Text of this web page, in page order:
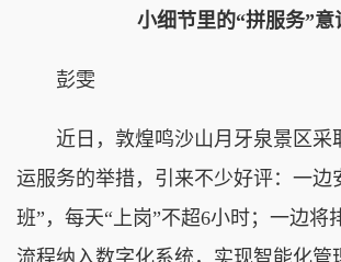
小细节里的“拼服务”意
彭雯
近日，敦煌鸣沙山月牙泉景区采
运服务的举措，引来不少好评：一边
班”，每天“上岗”不超6小时；一边将
流程纳入数字化系统，实现智能化管